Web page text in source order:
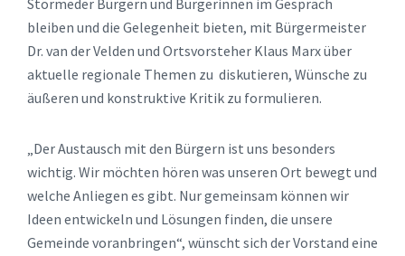
Störmeder Bürgern und Bürgerinnen im Gespräch
bleiben und die Gelegenheit bieten, mit Bürgermeister
Dr. van der Velden und Ortsvorsteher Klaus Marx über
aktuelle regionale Themen zu diskutieren, Wünsche zu
äußeren und konstruktive Kritik zu formulieren.
„Der Austausch mit den Bürgern ist uns besonders
wichtig. Wir möchten hören was unseren Ort bewegt und
welche Anliegen es gibt. Nur gemeinsam können wir
Ideen entwickeln und Lösungen finden, die unsere
Gemeinde voranbringen“, wünscht sich der Vorstand eine